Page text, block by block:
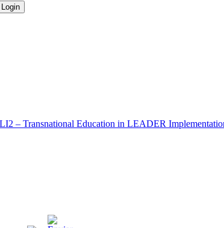
– Transnational Education in LEADER